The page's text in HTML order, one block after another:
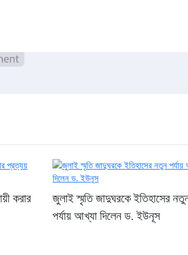
করার
জুলাই স্মৃতি জাদুঘরকে ইতিহাসের
পর্যায় আখ্যা দিলেন ড. ইউনূস